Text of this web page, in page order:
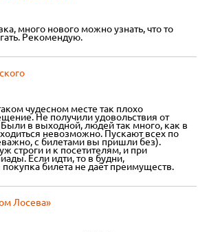
много нового можно узнать, что то
Рекомендую.
чудесном месте так плохо
Не получили удовольствия от
в выходной, людей так много, как в
невозможно. Пускают всех по
с билетами вы пришли без).
строги и к посетителям, и при
Если идти, то в будни,
билета не даёт преимуществ.
Лосева»